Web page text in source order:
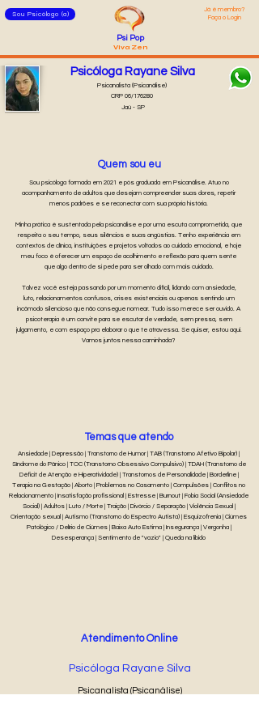
Sou Psicólogo (a)
Já é membro?
Faça o Login
Psi Pop
Viva Zen
Psicóloga Rayane Silva
CRP 06/176280
Jaú - SP
Psicanalista (Psicanálise)
Quem sou eu
Sou psicóloga formada em 2021 e pós graduada em Psicanálise. Atuo no
acompanhamento de adultos que desejam compreender suas dores, repetir
menos padrões e se reconectar com sua própria história.
Minha prática é sustentada pela psicanálise e por uma escuta comprometida, que
respeita o seu tempo, seus silêncios e suas angústias. Tenho experiência em
contextos de clínica, instituições e projetos voltados ao cuidado emocional, e hoje
meu foco é oferecer um espaço de acolhimento e reflexão para quem sente
que algo dentro de si pede para ser olhado com mais cuidado.
Talvez você esteja passando por um momento difícil, lidando com ansiedade,
luto, relacionamentos confusos, crises existenciais ou apenas sentindo um
incômodo silencioso que não consegue nomear. Tudo isso merece ser ouvido. A
psicoterapia é um convite para se escutar de verdade, sem pressa, sem
julgamento, e com espaço pra elaborar o que te atravessa. Se quiser, estou aqui.
Vamos juntos nessa caminhada?
Ansiedade | Depressão | Transtorno de Humor | TAB (Transtorno Afetivo Bipolar) |
Síndrome do Pânico | TOC (Transtorno Obsessivo Compulsivo) | TDAH (Transtorno de
Déficit de Atenção e Hiperatividade) | Transtornos de Personalidade | Borderline |
Terapia na Gestação | Aborto | Problemas no Casamento | Compulsões | Conflitos no
Relacionamento | Insatisfação profissional | Estresse | Burnout | Fobia Social (Ansiedade
Social) | Adultos | Luto / Morte | Traição | Divórcio / Separação | Violência Sexual |
Orientação sexual | Autismo (Transtorno do Espectro Autista) | Esquizofrenia | Ciúmes
Patológico / Delírio de Ciúmes | Baixa Auto Estima | Insegurança | Vergonha |
Desesperança | Sentimento de "vazio" | Queda na libido
Temas que atendo
Atendimento Online
Psicóloga Rayane Silva
Psicanalista (Psicanálise)